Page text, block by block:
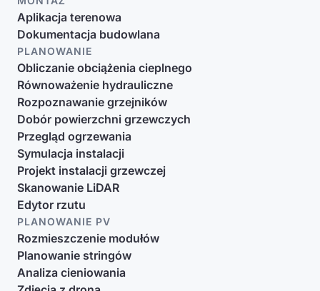
Aplikacja terenowa
Dokumentacja budowlana
PLANOWANIE
Obliczanie obciążenia cieplnego
Równoważenie hydrauliczne
Rozpoznawanie grzejników
Dobór powierzchni grzewczych
Przegląd ogrzewania
Symulacja instalacji
Projekt instalacji grzewczej
Skanowanie LiDAR
Edytor rzutu
PLANOWANIE PV
Rozmieszczenie modułów
Planowanie stringów
Analiza cieniowania